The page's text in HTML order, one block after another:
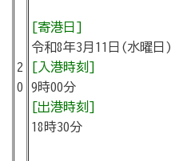
2
0
[寄港日]
令和8年3月11日(水曜日)
[入港時刻]
9時00分
[出港時刻]
18時30分